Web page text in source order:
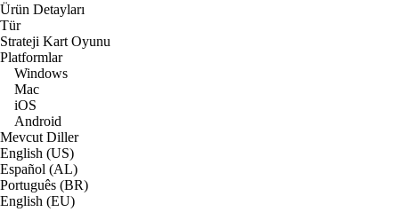
Ürün Detayları
Tür
Strateji Kart Oyunu
Platformlar
Windows
Mac
iOS
Android
Mevcut Diller
English (US)
Español (AL)
Português (BR)
English (EU)